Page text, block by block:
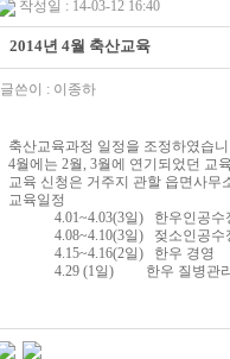
작성일 : 14-03-12 16:40
2014년 4월 축산교육
글쓴이 : 이종하
축산교육과정 일정을 조정하였습
4월에는 2월, 3월에 연기되었던 교
교육 신청은 거주지 관할 읍면사무
교육일정
4.01~4.03(3일) 한우인공수
4.08~4.10(3일) 젖소인공수
4.15~4.16(2일) 한우 경영
4.29 (1일) 한우 질병관